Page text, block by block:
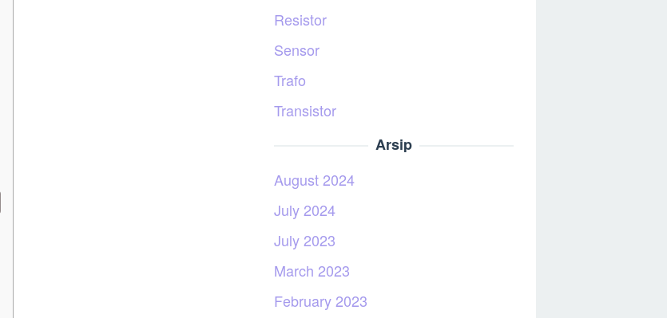
Resistor
Sensor
Trafo
Transistor
Arsip
August 2024
July 2024
July 2023
March 2023
February 2023